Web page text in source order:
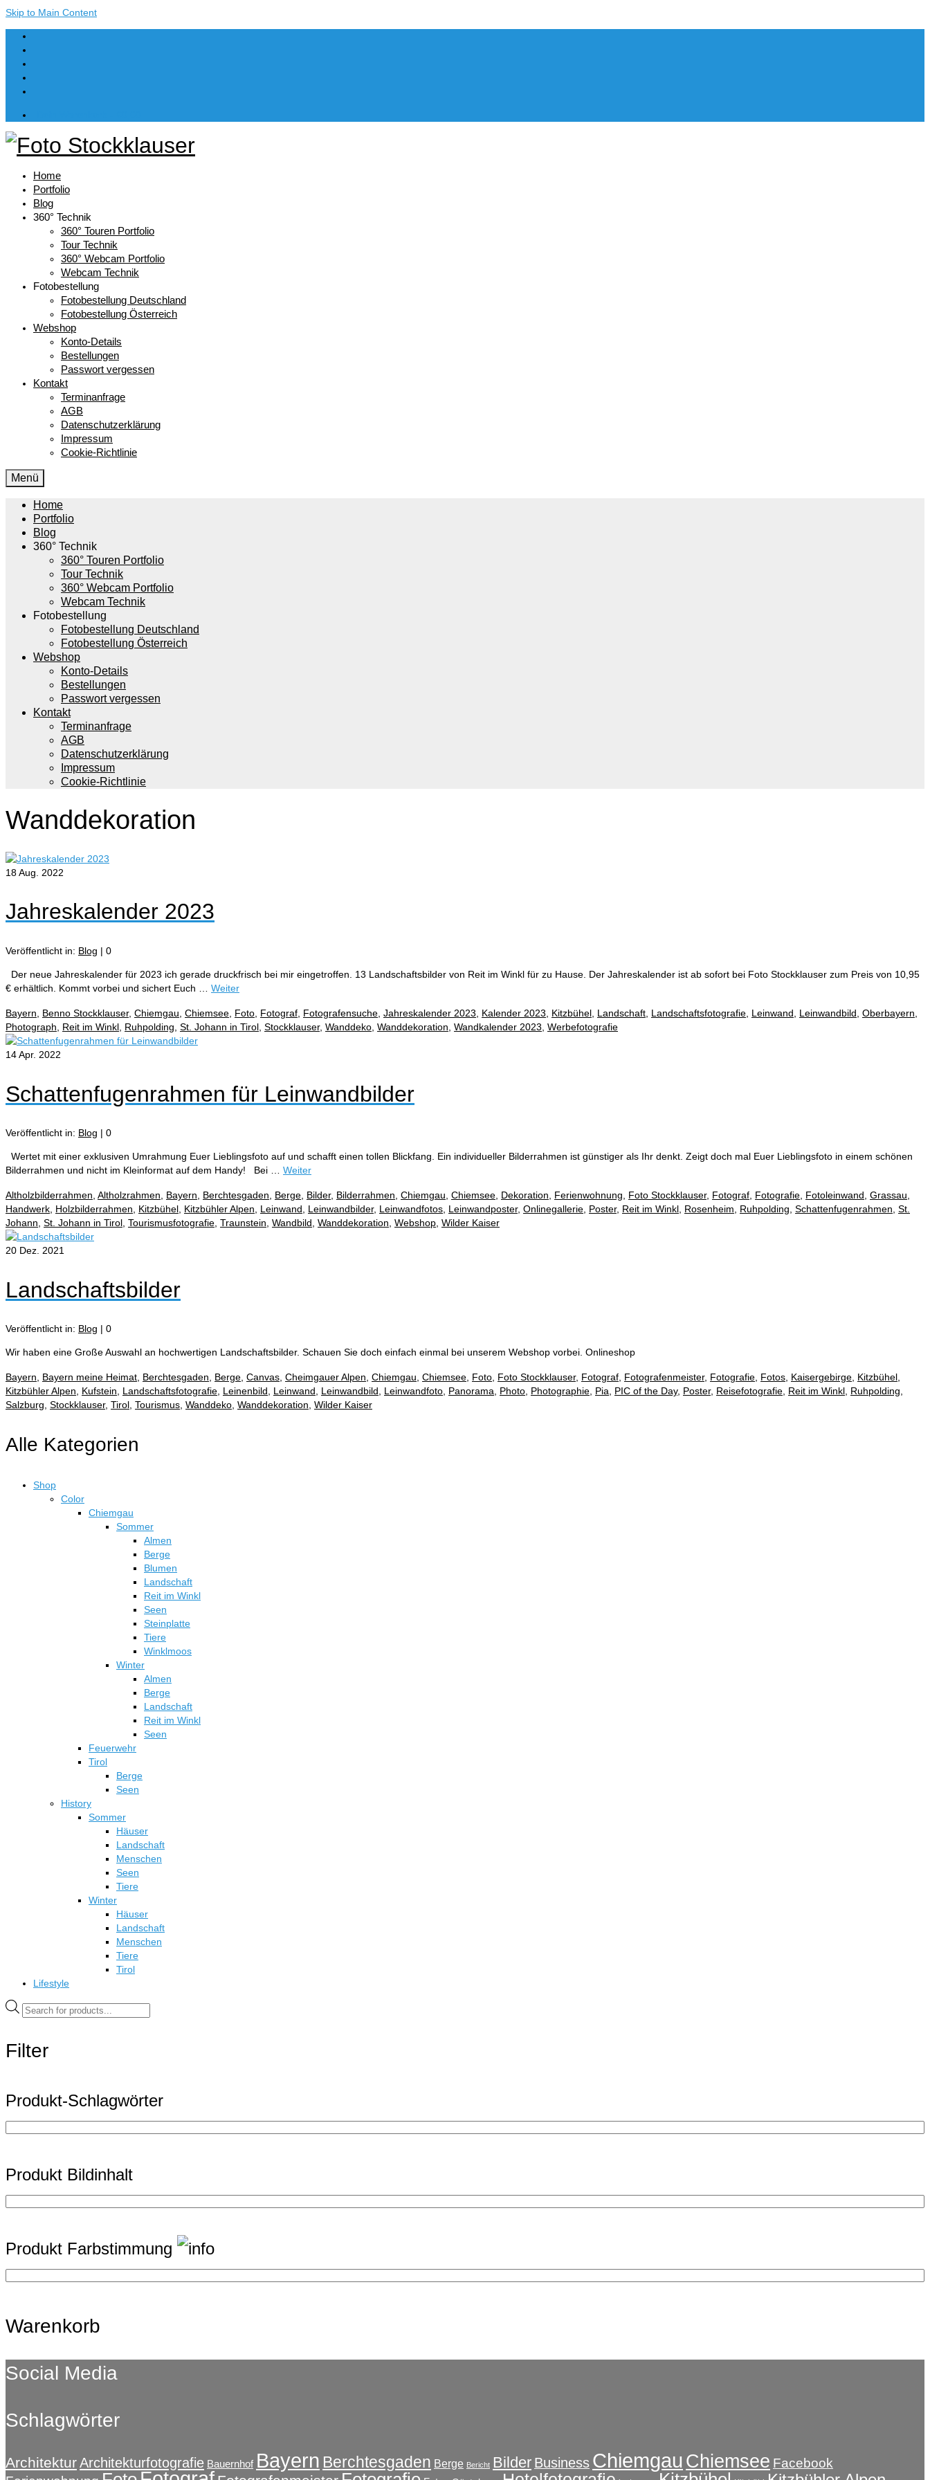
Skip to Main Content
Home
Portfolio
Blog
360° Technik
360° Touren Portfolio
Tour Technik
360° Webcam Portfolio
Webcam Technik
Fotobestellung
Fotobestellung Deutschland
Fotobestellung Österreich
Webshop
Konto-Details
Bestellungen
Passwort vergessen
Kontakt
Terminanfrage
AGB
Datenschutzerklärung
Impressum
Cookie-Richtlinie
Menü
Home
Portfolio
Blog
360° Technik
360° Touren Portfolio
Tour Technik
360° Webcam Portfolio
Webcam Technik
Fotobestellung
Fotobestellung Deutschland
Fotobestellung Österreich
Webshop
Konto-Details
Bestellungen
Passwort vergessen
Kontakt
Terminanfrage
AGB
Datenschutzerklärung
Impressum
Cookie-Richtlinie
Wanddekoration
18Aug. 2022
Jahreskalender 2023
Veröffentlicht in: Blog | 0
Der neue Jahreskalender für 2023 ich gerade druckfrisch bei mir eingetroffen. 13 Landschaftsbilder von Reit im Winkl für zu Hause. Der Jahreskalender ist ab sofort bei Foto Stockklauser zum Preis von 10,95
€ erhältlich. Kommt vorbei und sichert Euch … Weiter
Bayern Benno Stockklauser, Chiemgau Chiemsee Foto Fotograf Fotografensuche Jahreskalender 2023 Kalender 2023 Kitzbühel Landschaft Landschaftsfotografie Leinwand Leinwandbild Oberbayern
Photograph
Reit im Winkl Ruhpolding St. Johann in Tirol Stockklauser, Wanddeko Wanddekoration Wandkalender 2023 Werbefotografie
14Apr. 2022
Schattenfugenrahmen für Leinwandbilder
Veröffentlicht in: Blog | 0
Wertet mit einer exklusiven Umrahmung Euer Lieblingsfoto auf und schafft einen tollen Blickfang. Ein individueller Bilderrahmen ist günstiger als Ihr denkt. Zeigt doch mal Euer Lieblingsfoto in einem schönen
Bilderrahmen und nicht im Kleinformat auf dem Handy! Bei … Weiter
Altholzbilderrahmen Altholzrahmen Bayern Berchtesgaden Berge Bilder, Bilderrahmen Chiemgau Chiemsee Dekoration Ferienwohnung Foto Stockklauser, Fotograf Fotografie Fotoleinwand Grassau
Handwerk Holzbilderrahmen Kitzbühel Kitzbühler Alpen Leinwand Leinwandbilder, Leinwandfotos Leinwandposter, Onlinegallerie Poster, Reit im Winkl Rosenheim Ruhpolding Schattenfugenrahmen St.
Johann St. Johann in Tirol Tourismusfotografie Traunstein Wandbild Wanddekoration Webshop Wilder Kaiser
20 Dez. 2021
Landschaftsbilder
Veröffentlicht in: Blog | 0
Wir haben eine Große Auswahl an hochwertigen Landschaftsbilder. Schauen Sie doch einfach einmal bei unserem Webshop vorbei. Onlineshop
Bayern Bayern meine Heimat Berchtesgaden Berge Canvas Cheimgauer Alpen Chiemgau Chiemsee Foto Foto Stockklauser, Fotograf Fotografenmeister, Fotografie Fotos Kaisergebirge Kitzbühel
Kitzbühler Alpen
Kufstein Landschaftsfotografie Leinenbild Leinwand Leinwandbild Leinwandfoto Panorama Photo Photographie Pia PIC of the Day, Poster, Reisefotografie Reit im Winkl Ruhpolding
Salzburg Stockklauser, Tirol Tourismus Wanddeko Wanddekoration Wilder Kaiser
Alle Kategorien
Shop
Color
Chiemgau
Sommer
Almen
Berge
Blumen
Landschaft
Reit im Winkl
Seen
Steinplatte
Tiere
Winklmoos
Winter
Almen
Berge
Landschaft
Reit im Winkl
Seen
Feuerwehr
Tirol
Berge
Seen
History
Sommer
Häuser
Landschaft
Menschen
Seen
Tiere
Winter
Häuser
Landschaft
Menschen
Tiere
Tirol
Lifestyle
Products
search
Filter
Produkt-Schlagwörter
Produkt Bildinhalt
Produkt Farbstimmung
Warenkorb
Social Media
Schlagwörter
ArchitekturArchitekturfotografie Bauernhof Bayern Berchtesgaden Berge Bericht Bilder Business Chiemgau Chiemsee Facebook